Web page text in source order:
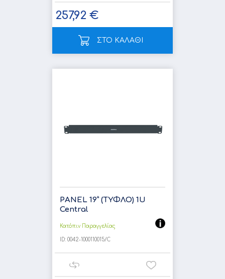
257,92 €
ΣΤΟ ΚΑΛΑΘΙ
PANEL 19” (ΤΥΦΛΟ) 1U
Central
Κατόπιν Παραγγελίας
ID: 0042-1000110015/C